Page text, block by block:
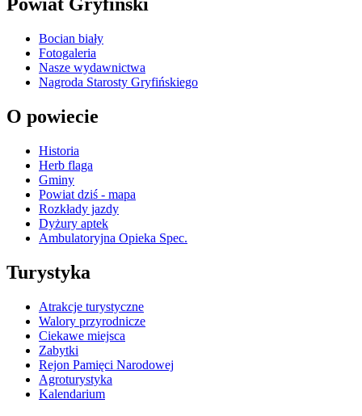
Powiat Gryfiński
Bocian biały
Fotogaleria
Nasze wydawnictwa
Nagroda Starosty Gryfińskiego
O powiecie
Historia
Herb flaga
Gminy
Powiat dziś - mapa
Rozkłady jazdy
Dyżury aptek
Ambulatoryjna Opieka Spec.
Turystyka
Atrakcje turystyczne
Walory przyrodnicze
Ciekawe miejsca
Zabytki
Rejon Pamięci Narodowej
Agroturystyka
Kalendarium